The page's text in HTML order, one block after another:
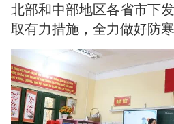
北部和中部地区各省市下
取有力措施，全力做好防寒